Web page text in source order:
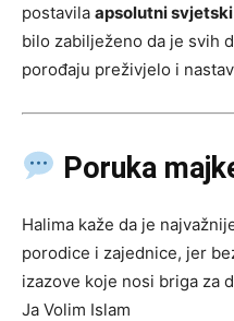
postavila apsolutni
bilo zabilježeno da je svih
porođaju preživjelo i
Poruka
Halima kaže da je
porodice i zajednice, jer
izazove koje nosi briga za
Ja Volim Islam